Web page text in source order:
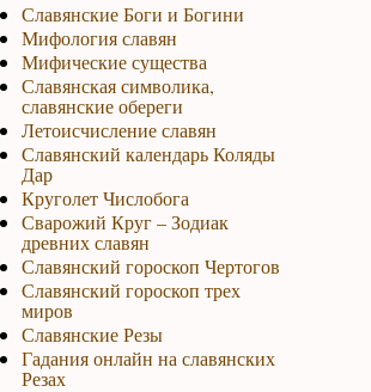
Славянские Боги и Богини
Мифология славян
Мифические существа
Славянская символика,
славянские обереги
Летоисчисление славян
Славянский календарь Коляды
Дар
Круголет Числобога
Сварожий Круг – Зодиак
древних славян
Славянский гороскоп Чертогов
Славянский гороскоп трех
миров
Славянские Резы
Гадания онлайн на славянских
Резах